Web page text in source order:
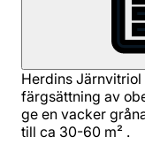
Herdins
färgsättning av
ge en vacker
till ca 30-60 m² .